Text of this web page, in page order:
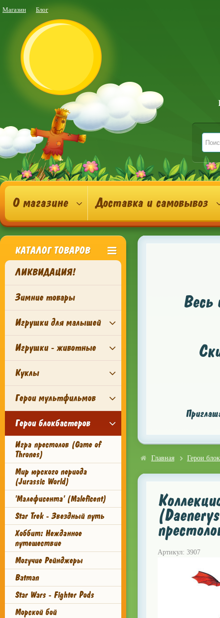
Магазин Блог
О магазине Доставка и самовывоз
КАТАЛОГ ТОВАРОВ
ЛИКВИДАЦИЯ!
Зимние товары
Игрушки для малышей
Игрушки - животные
Куклы
Герои мультфильмов
Герои блокбастеров
Игра престолов (Game of
Thrones)
Мир юрского периода
(Jurassic World)
'Малефисента' (Maleficent)
Star Trek - Звездный путь
Хоббит: Нежданное
путешествие
Могучие Рейнджеры
Batman
Star Wars - Fighter Pods
Морской бой
Весь
Главная Герои
Артикул: 3907